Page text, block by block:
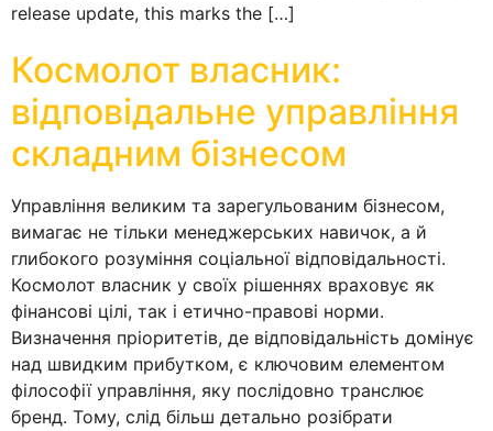
release update, this marks the […]
Космолот власник:
відповідальне управління
складним бізнесом
Управління великим та зарегульованим бізнесом,
вимагає не тільки менеджерських навичок, а й
глибокого розуміння соціальної відповідальності.
Космолот власник у своїх рішеннях враховує як
фінансові цілі, так і етично-правові норми.
Визначення пріоритетів, де відповідальність домінує
над швидким прибутком, є ключовим елементом
філософії управління, яку послідовно транслює
бренд. Тому, слід більш детально розібрати